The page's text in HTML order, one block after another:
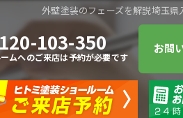
外壁塗装のフェーズを解説埼玉
103-350
ムへのご来店は予約が必要です
お問